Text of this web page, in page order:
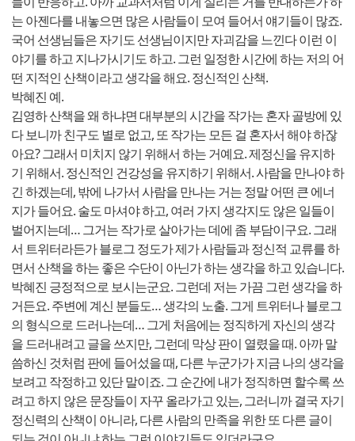
는 아젠다를 내놓으면 많은 사람들이 모여 들어서 얘기들이 많죠.
국어 선생님들은 자기도 선생님이지만 자괴감을 느낀다 이런 이
야기를 하고 지나가시기도 하고. 그런 일정한 시간에 하는 저의 어
떤 지적인 산책이라고 생각을 해요. 정신적인 산책.
박혜진 예.
김영하 산책을 왜 하냐면 대부분의 시간을 작가는 혼자 골방에 있
다 보니까 친구도 별로 없고, 또 작가는 모든 걸 혼자서 해야 하잖
아요? 그래서 미치지 않기 위해서 하는 거예요. 제정신을 유지하
기 위해서. 정신적인 건강성을 유지하기 위해서. 사람을 만나야 하
긴 하겠는데, 밖에 나가서 사람을 만나는 거는 정말 어떤 큰 에너
지가 들어요. 술도 마셔야 하고, 여러 가지 생각지도 않은 일들이
벌어지는데… 그거는 작가로 살아가는 데에 좀 부담이구요. 그래
서 트위터라든가 블로그 정도가 제가 사람들과 정신적 교류를 하
면서 산책을 하는 좋은 수단이 아닌가 하는 생각을 하고 있습니다.
박혜진 긍정적으로 보시는군요. 그런데 저는 가끔 그런 생각을 하
거든요. 주변에 계신 분들도… 생각의 노출. 그게 트위터나 블로그
의 형식으로 드러나는데… 그게 처음에는 정직하게 자신의 생각
을 드러내려고 글을 쓰지만, 그런데 막상 판이 열렸을 때. 아까 말
씀하신 것처럼 판에 들어섰을 때, 다른 누군가가 지금 나의 생각을
보려고 작정하고 있단 말이죠. 그 순간에 내가 정직하면 할수록 쓰
려고 하지 않은 문장들이 자꾸 올라가고 있는, 그러니까 결국 자기
정신력의 산책이 아니라, 다른 사람의 만족을 위한 또 다른 글이